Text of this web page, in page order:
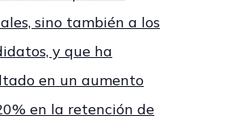
sino también a los
y que ha
en un aumento
en la retención de